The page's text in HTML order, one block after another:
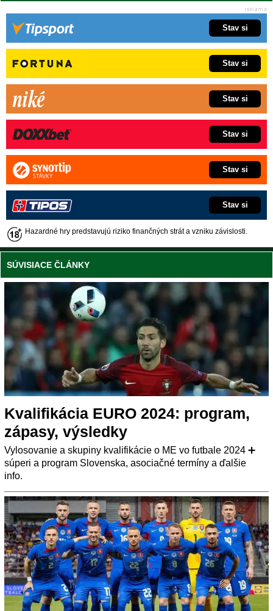
Stav si
Stav si
Stav si
Stav si
Stav si
Stav si
Hazardné hry predstavujú riziko finančných strát a vzniku závislosti.
SÚVISIACE ČLÁNKY
Kvalifikácia EURO 2024: program,
zápasy, výsledky
Vylosovanie a skupiny kvalifikácie o ME vo futbale 2024 ➕
súperi a program Slovenska, asociačné termíny a ďalšie
info.